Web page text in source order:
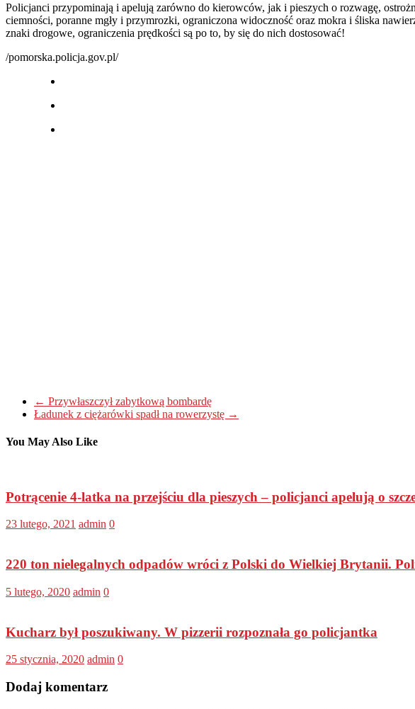
Policjanci przypominają i apelują zarówno do kierowców, jak i pieszych o rozwagę,
ciemności, poranne mgły i przymrozki, ograniczona widoczność oraz mokra i śliska
znaki drogowe, ograniczenia prędkości są po to, by się do nich dostosować!
/pomorska.policja.gov.pl/
← Przywłaszczył zabytkową bombardę
Ładunek z ciężarówki spadł na rowerzystę →
You May Also Like
Potrącenie 4-latka na przejściu dla pieszych – policjanci apelują o
23 lutego, 2021 admin 0
220 ton nielegalnych odpadów wróci z Polski do Wielkiej Brytanii.
5 lutego, 2020 admin 0
Kucharz był poszukiwany. W pizzerii rozpoznała go policjantka
25 stycznia, 2020 admin 0
Dodaj komentarz